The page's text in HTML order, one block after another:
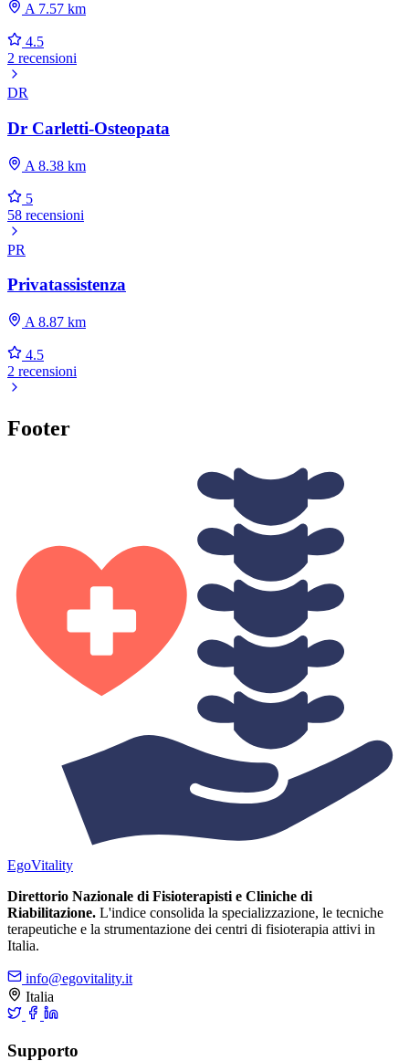
A 7.57 km
4.5
2 recensioni
DR
Dr Carletti-Osteopata
A 8.38 km
5
58 recensioni
PR
Privatassistenza
A 8.87 km
4.5
2 recensioni
Footer
EgoVitality
Direttorio Nazionale di Fisioterapisti e Cliniche di
Riabilitazione. L'indice consolida la specializzazione, le tecniche
terapeutiche e la strumentazione dei centri di fisioterapia attivi in
Italia.
info@egovitality.it
Italia
Supporto